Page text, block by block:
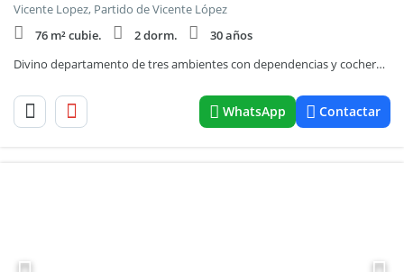
Vicente Lopez, Partido de Vicente López
76 m² cubie.
2 dorm.
30 años
Divino departamento de tres ambientes con dependencias y cochera doble en venta en Vicente López.
WhatsApp Contactar